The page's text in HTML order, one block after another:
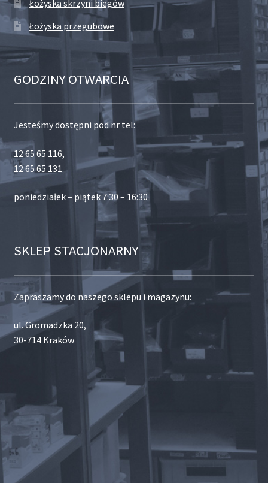
Łożyska skrzyni biegów
Łożyska przegubowe
GODZINY OTWARCIA
Jesteśmy dostępni pod nr tel:
12 65 65 116,
12 65 65 131
poniedziałek – piątek 7:30 – 16:30
SKLEP STACJONARNY
Zapraszamy do naszego sklepu i magazynu:
ul. Gromadzka 20,
30-714 Kraków